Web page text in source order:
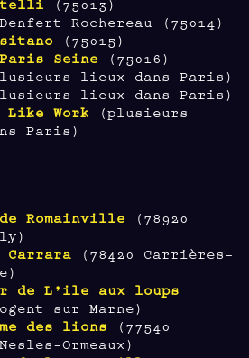
Rochereau (75014)
(75015)
Seine (75016)
lieux dans Paris)
lieux dans Paris)
Like Work (plusieurs
Paris)
Romainville (78920
Carrara (78420 Carrières-
de L’ile aux loups
sur Marne)
des lions (77540
Ormeaux)